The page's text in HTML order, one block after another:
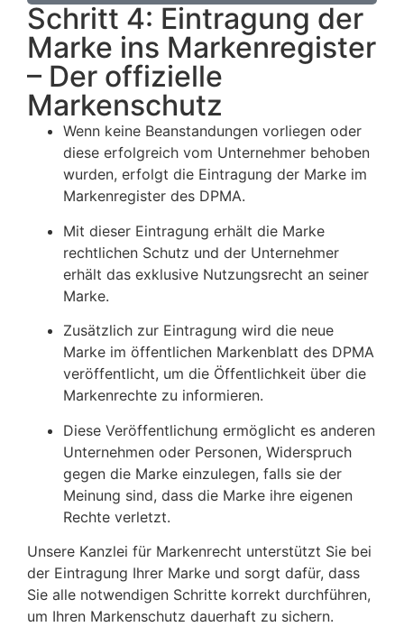
Schritt 4: Eintragung der
Marke ins Markenregister
– Der offizielle
Markenschutz
Wenn keine Beanstandungen vorliegen oder
diese erfolgreich vom Unternehmer behoben
wurden, erfolgt die Eintragung der Marke im
Markenregister des DPMA.
Mit dieser Eintragung erhält die Marke
rechtlichen Schutz und der Unternehmer
erhält das exklusive Nutzungsrecht an seiner
Marke.
Zusätzlich zur Eintragung wird die neue
Marke im öffentlichen Markenblatt des DPMA
veröffentlicht, um die Öffentlichkeit über die
Markenrechte zu informieren.
Diese Veröffentlichung ermöglicht es anderen
Unternehmen oder Personen, Widerspruch
gegen die Marke einzulegen, falls sie der
Meinung sind, dass die Marke ihre eigenen
Rechte verletzt.
Unsere Kanzlei für Markenrecht unterstützt Sie bei
der Eintragung Ihrer Marke und sorgt dafür, dass
Sie alle notwendigen Schritte korrekt durchführen,
um Ihren Markenschutz dauerhaft zu sichern.